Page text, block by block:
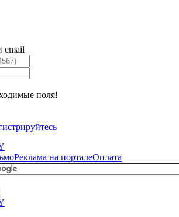
email
поля!
Реклама на порталеОплата